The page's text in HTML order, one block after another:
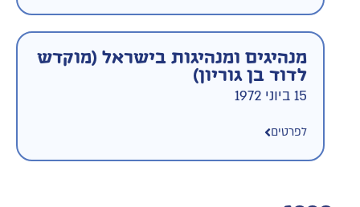
מנהיגים ומנהיגות בישראל (מוקדש
לדוד בן גוריון)
15 ביוני 1972
לפרטים